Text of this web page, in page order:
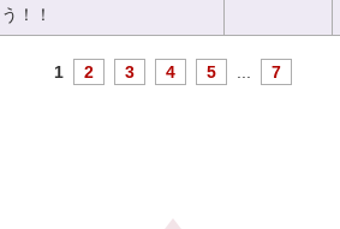
う！！
1 2 3 4 5 7